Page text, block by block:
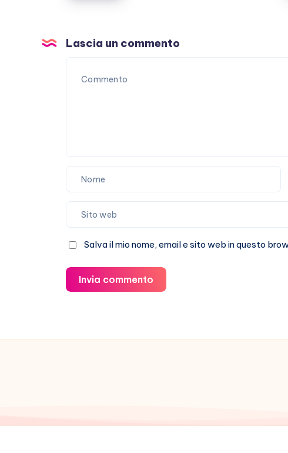
non
passa
Lascia un commento
Salva il mio nome, email e sito web in questo
Invia commento